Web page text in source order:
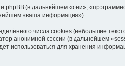
(в дальнейшем «они»,
«ваша информация»).
числа cookies (небольшие
анонимной сессии (в дальнейшем
использоваться для хранения